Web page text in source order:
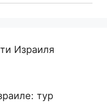
Израиля
тур